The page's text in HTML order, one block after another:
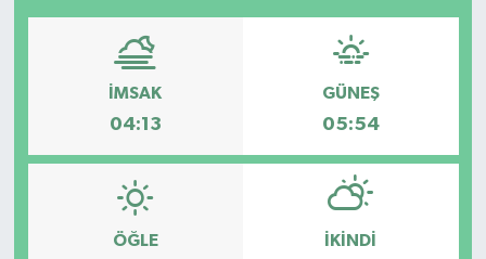
İMSAK
04:13
GÜNEŞ
05:54
ÖĞLE İKINDI